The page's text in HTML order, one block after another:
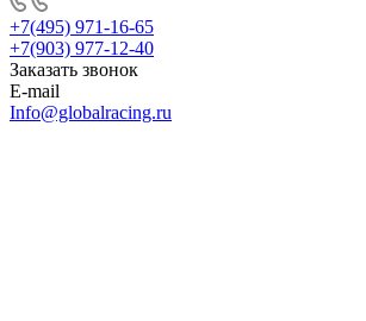
+7(495) 971-16-65
+7(903) 977-12-40
Заказать звонок
E-mail
Info@globalracing.ru